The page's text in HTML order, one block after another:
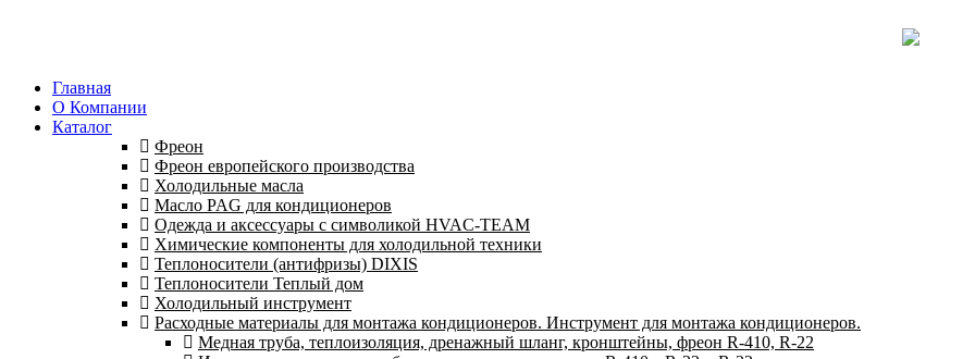
Главная
О Компании
Каталог
Фреон
Фреон европейского производства
Холодильные масла
Масло PAG для кондиционеров
Одежда и аксессуары с символикой HVAC-TEAM
Химические компоненты для холодильной техники
Теплоносители (антифризы) DIXIS
Теплоносители Теплый дом
Холодильный инструмент
Расходные материалы для монтажа кондиционеров. Инструмент для монтажа кондиционеров.
Медная труба, теплоизоляция, дренажный шланг, кронштейны, фреон R-410, R-22